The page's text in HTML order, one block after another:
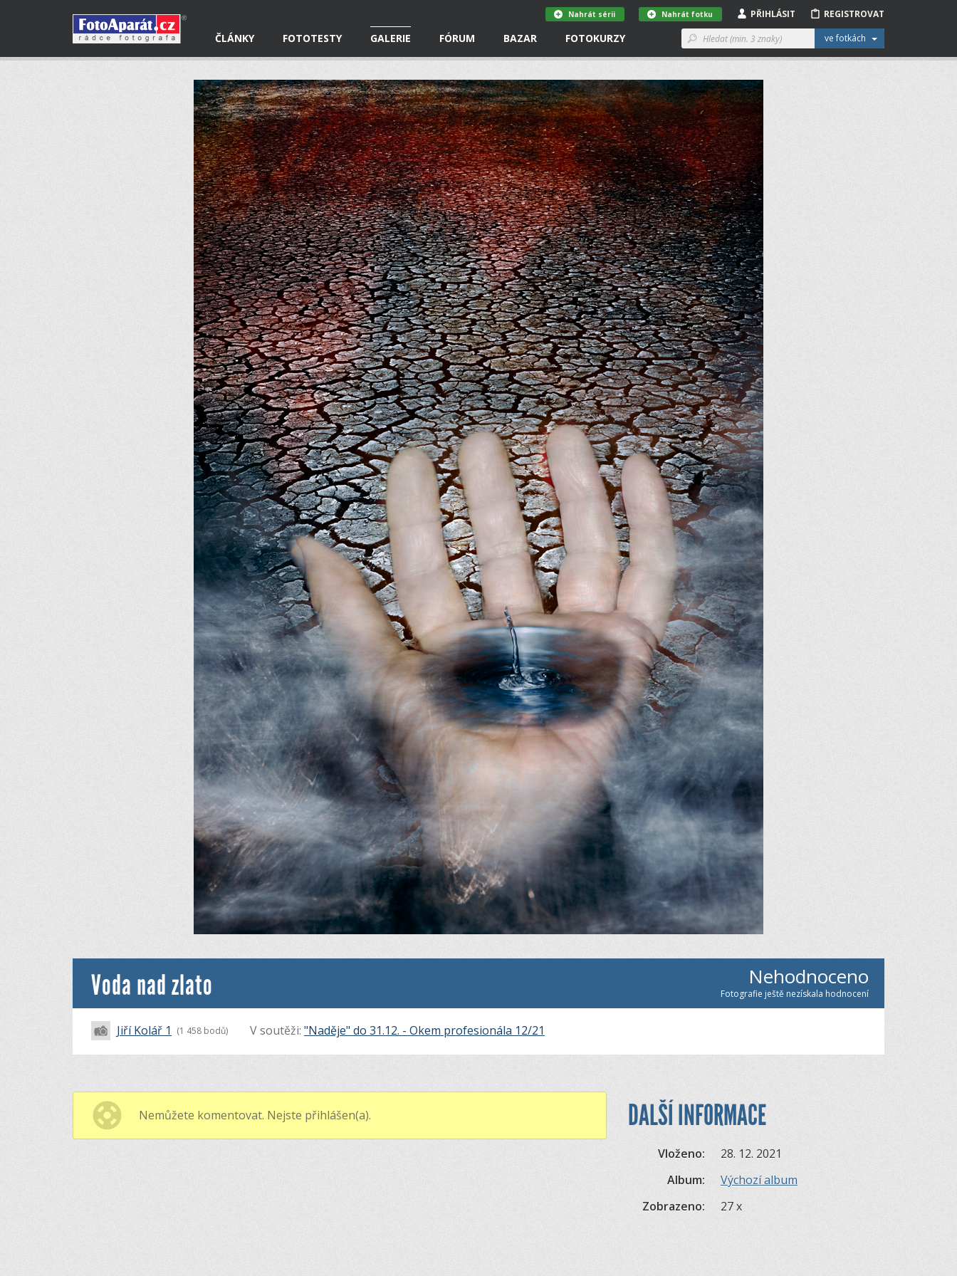
ČLÁNKY FOTOTESTY GALERIE FÓRUM BAZAR FOTOKURZY ve fotkách
REGISTROVAT
PŘIHLÁSIT
Nahrát fotku
Nahrát sérii
Voda nad zlato Nehodnoceno
Fotografie ještě nezískala hodnocení
Jiří Kolář 1 (1 458 bodů) V soutěži: "Naděje" do 31.12. - Okem profesionála 12/21
Nemůžete komentovat. Nejste přihlášen(a). DALŠÍ INFORMACE
Vloženo:
28. 12. 2021
Album:
Výchozí album
Zobrazeno:
27 x